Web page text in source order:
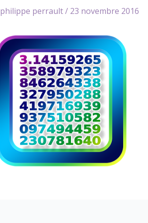
philippe perrault/ 23 novembre 2016